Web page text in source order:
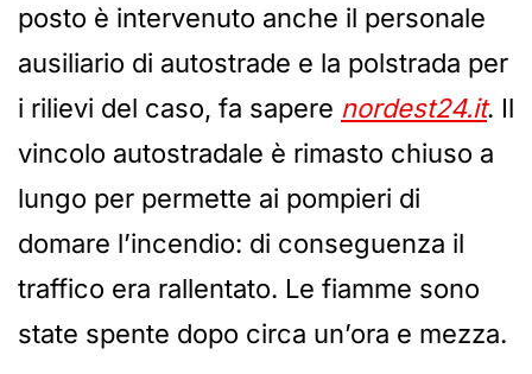
posto è intervenuto anche il personale
ausiliario di autostrade e la polstrada per
i rilievi del caso, fa sapere nordest24.it. Il
vincolo autostradale è rimasto chiuso a
lungo per permette ai pompieri di
domare l’incendio: di conseguenza il
traffico era rallentato. Le fiamme sono
state spente dopo circa un’ora e mezza.